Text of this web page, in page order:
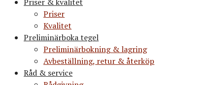
Priser
Kvalitet
Preliminärboka tegel
Preliminärbokning & lagring
Avbeställning, retur & återköp
Råd & service